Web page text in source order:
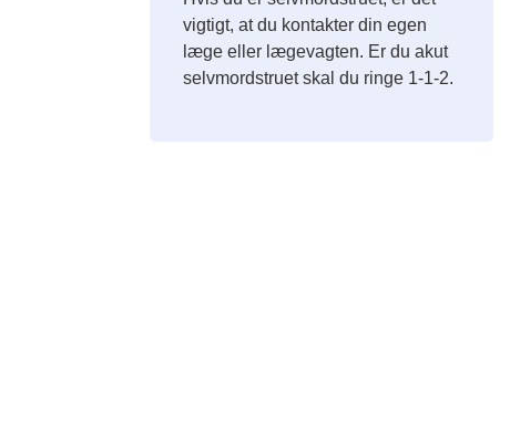
vigtigt, at du kontakter din egen
læge eller lægevagten. Er du akut
selvmordstruet skal du ringe 1-1-2.